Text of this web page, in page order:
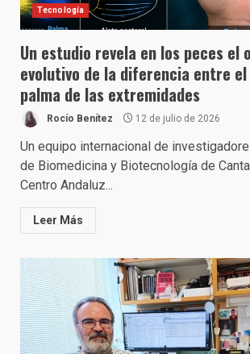
Tecnología
Un estudio revela en los peces el
evolutivo de la diferencia entre
palma de las extremidades
Rocío Benítez 12 de julio de 2026
Un equipo internacional de
de Biomedicina y Biotecnología de
Centro Andaluz...
Leer Más